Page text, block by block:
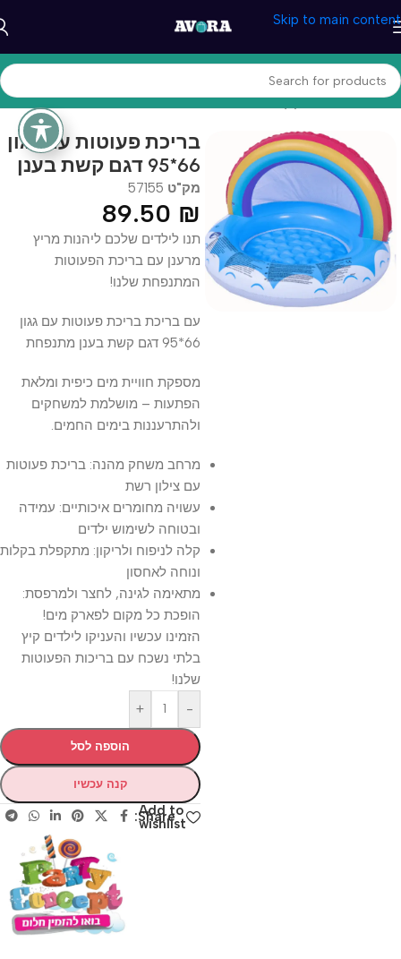
Skip to main content
עמוד הבית/מוצרי קיץ/בריכות ואביזרים
בריכת פעוטות עם גגון
66*95 דגם קשת בענן
מק"ט 57155
89.50 ₪
תנו לילדים שלכם ליהנות מריץ
מרענן עם בריכת הפעוטות
המתנפחת שלנו!
עם בריכת בריכת פעוטות עם גגון
66*95 דגם קשת בענן מתנפחת
מספקת חוויית מים כיפית ומלאת
הפתעות – מושלמת למשחקים
ולהתרעננות בימים החמים.
מרחב משחק מהנה: בריכת פעוטות
עם צילון רשת
עשויה מחומרים איכותיים: עמידה
ובטוחה לשימוש ילדים
קלה לניפוח ולריקון: מתקפלת בקלות
ונוחה לאחסון
מתאימה לגינה, לחצר ולמרפסת:
הופכת כל מקום לפארק מים!
הזמינו עכשיו והעניקו לילדים קיץ
בלתי נשכח עם בריכות הפעוטות
שלנו!
-
+
הוספה לסל
קנה עכשיו
Add to
wishlist
Share: